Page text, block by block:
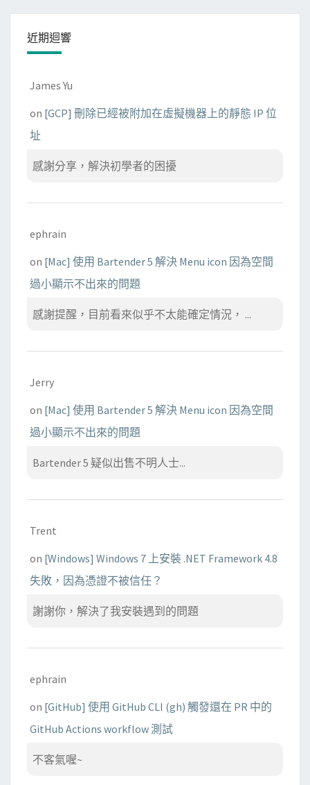
近期迴響
James Yu
on [GCP] 刪除已經被附加在虛擬機器上的靜態 IP 位
址
感謝分享，解決初學者的困擾
ephrain
on [Mac] 使用 Bartender 5 解決 Menu icon 因為空間
過小顯示不出來的問題
感謝提醒，目前看來似乎不太能確定情況， ...
Jerry
on [Mac] 使用 Bartender 5 解決 Menu icon 因為空間
過小顯示不出來的問題
Bartender 5 疑似出售不明人士...
Trent
on [Windows] Windows 7 上安裝 .NET Framework 4.8
失敗，因為憑證不被信任？
謝謝你，解決了我安裝遇到的問題
ephrain
on [GitHub] 使用 GitHub CLI (gh) 觸發還在 PR 中的
GitHub Actions workflow 測試
不客氣喔~